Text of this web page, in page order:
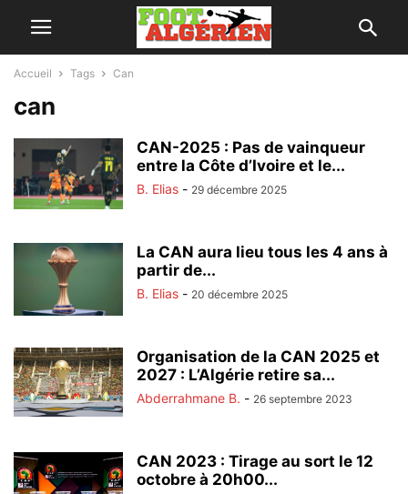
Accueil Tags Can
can
CAN-2025 : Pas de vainqueur
entre la Côte d’Ivoire et le...
B. Elias - 29 décembre 2025
La CAN aura lieu tous les 4 ans à
partir de...
B. Elias - 20 décembre 2025
Organisation de la CAN 2025 et
2027 : L’Algérie retire sa...
Abderrahmane B. - 26 septembre 2023
CAN 2023 : Tirage au sort le 12
octobre à 20h00...